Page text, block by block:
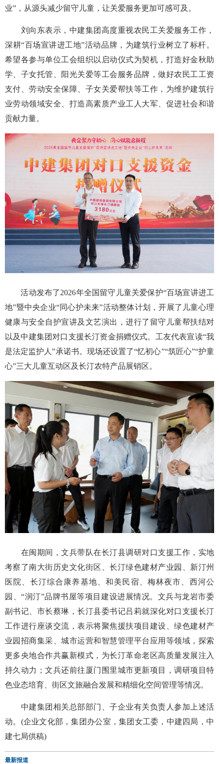
业”，从源头减少留守儿童，让关爱服务更加可感可及。
刘向东表示，中建集团高度重视农民工关爱服务工作，
深耕“百场宣讲进工地”活动品牌，为建筑行业树立了标杆。
希望各参与单位工会组织以启动仪式为契机，打造好金秋助
学、子女托管、阳光关爱等工会服务品牌，做好农民工工资
支付、劳动安全保障、子女关爱帮扶等工作，为维护建筑行
业劳动领域安全、打造高素质产业工人大军、促进社会和谐
贡献力量。
活动发布了2026年全国留守儿童关爱保护“百场宣讲进工
地”暨中央企业“同心护未来”活动整体计划，开展了儿童心理
健康与安全自护宣讲及文艺演出，进行了留守儿童帮扶结对
以及中建集团对口支援长汀资金捐赠仪式。工友代表宣读“我
是法定监护人”承诺书。现场还设置了“忆初心”“筑匠心”“护童
心”三大儿童互动区及长汀农特产品展销区。
在闽期间，文兵带队在长汀县调研对口支援工作，实地
考察了南大街历史文化街区、长汀绿色建材产业园、新汀州
医院、长汀综合康养基地、和美民宿、梅林夜市、西河公
园、“润汀”品牌书屋等项目建设进展情况。文兵与龙岩市委
副书记、市长蔡琳，长汀县委书记吕莉就深化对口支援长汀
工作进行座谈交流，表示将聚焦援扶项目建设、绿色建材产
业园招商集采、城市运营和智慧管理平台应用等领域，探索
更多央地合作共赢新模式，为长汀革命老区高质量发展注入
持久动力；文兵还前往厦门围里城市更新项目，调研项目特
色业态培育、街区文旅融合发展和精细化空间管理等情况。
中建集团相关总部部门、子企业有关负责人参加上述活
动。(企业文化部，集团办公室，集团女工委，中建四局，中
建七局供稿)
最新报道